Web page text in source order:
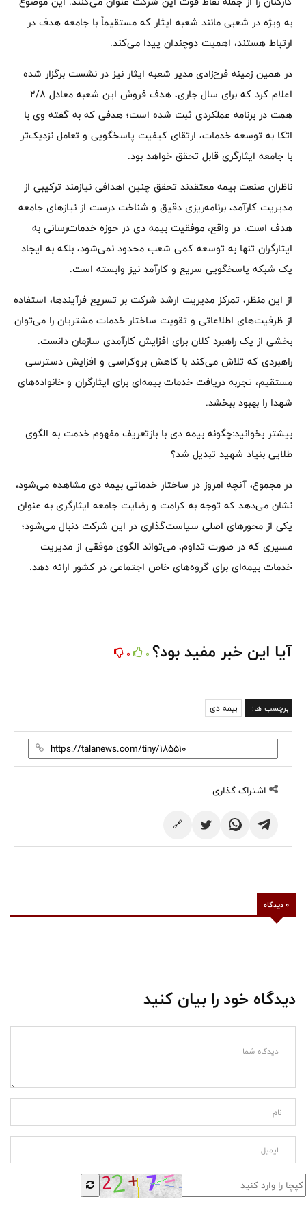
به ویژه در شعبی مانند شعبه ایثار که مستقیماً با جامعه هدف در
ارتباط هستند، اهمیت دوچندان پیدا می‌کند.
در همین زمینه فرح‌زادی مدیر شعبه ایثار نیز در نشست برگزار شده
اعلام کرد که برای سال جاری، هدف فروش این شعبه معادل ۲/۸
همت در برنامه عملکردی ثبت شده است؛ هدفی که به گفته وی با
اتکا به توسعه خدمات، ارتقای کیفیت پاسخگویی و تعامل نزدیک‌تر
با جامعه ایثارگری قابل تحقق خواهد بود.
ناظران صنعت بیمه معتقدند تحقق چنین اهدافی نیازمند ترکیبی از
مدیریت کارآمد، برنامه‌ریزی دقیق و شناخت درست از نیازهای جامعه
هدف است. در واقع، موفقیت بیمه دی در حوزه خدمات‌رسانی به
ایثارگران تنها به توسعه کمی شعب محدود نمی‌شود، بلکه به ایجاد
یک شبکه پاسخگویی سریع و کارآمد نیز وابسته است.
از این منظر، تمرکز مدیریت ارشد شرکت بر تسریع فرآیندها، استفاده
از ظرفیت‌های اطلاعاتی و تقویت ساختار خدمات مشتریان را می‌توان
بخشی از یک راهبرد کلان برای افزایش کارآمدی سازمان دانست.
راهبردی که تلاش می‌کند با کاهش بروکراسی و افزایش دسترسی
مستقیم، تجربه دریافت خدمات بیمه‌ای برای ایثارگران و خانواده‌های
شهدا را بهبود ببخشد.
بیشتر بخوانید:چگونه بیمه دی با بازتعریف مفهوم خدمت به الگوی
طلایی بنیاد شهید تبدیل شد؟
در مجموع، آنچه امروز در ساختار خدماتی بیمه دی مشاهده می‌شود،
نشان می‌دهد که توجه به کرامت و رضایت جامعه ایثارگری به عنوان
یکی از محورهای اصلی سیاست‌گذاری در این شرکت دنبال می‌شود؛
مسیری که در صورت تداوم، می‌تواند الگوی موفقی از مدیریت
خدمات بیمه‌ای برای گروه‌های خاص اجتماعی در کشور ارائه دهد.
آیا این خبر مفید بود؟ 0
0
برچسب ها: بیمه دی
اشتراک گذاری
🔗
0 دیدگاه
دیدگاه خود را بیان کنید